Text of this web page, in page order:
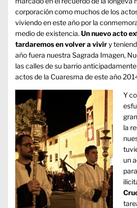
corporación como muchos de los
viviendo en este año por la
medio de existencia. Un nuevo acto
tardaremos en volver a viviry
año fuera nuestra Sagrada Imagen,
las calles de su barrio
actos de la Cuaresma de este año
Y
la
un